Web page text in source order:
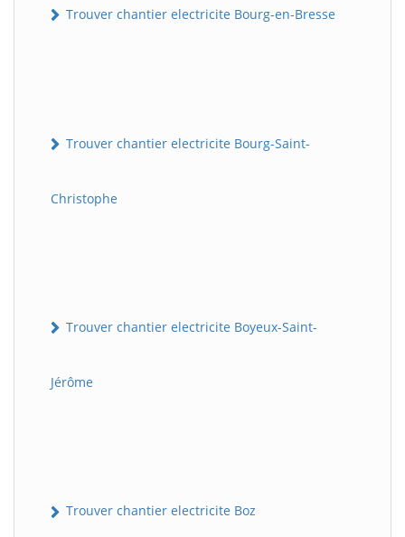
Trouver chantier electricite Bourg-en-Bresse
Trouver chantier electricite Bourg-Saint-
Christophe
Trouver chantier electricite Boyeux-Saint-
Jérôme
Trouver chantier electricite Boz